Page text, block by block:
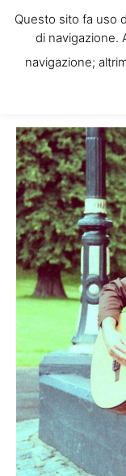
Tag: storia
Questo sito fa uso
di navigazione.
navigazione;